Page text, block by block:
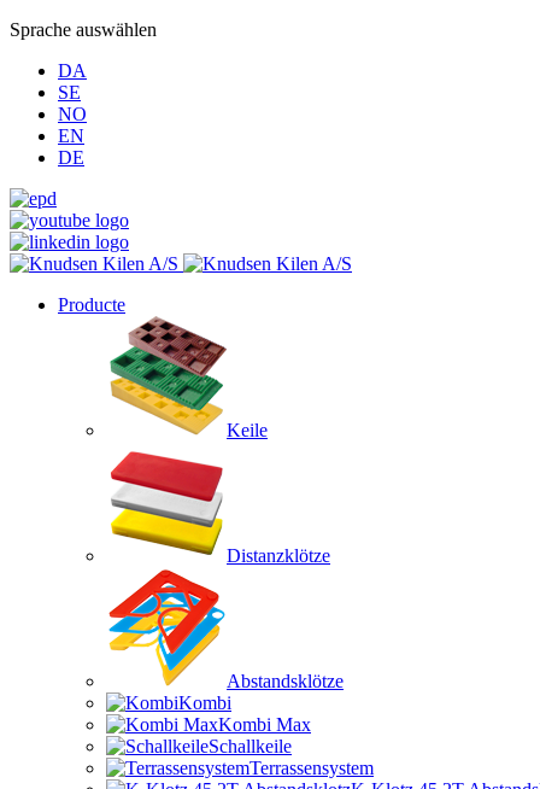
Sprache auswählen
DA
SE
NO
EN
DE
Producte
Keile
Distanzklötze
Abstandsklötze
Kombi
Kombi Max
Schallkeile
Terrassensystem